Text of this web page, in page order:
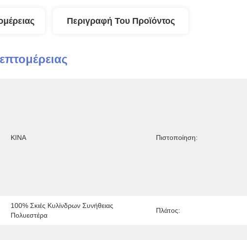
Περιγραφή Του Προϊόντος
ΚΙΝΑ Πιστοποίηση:
100% Σκιές Κυλίνδρων Συνήθειας
Πολυεστέρα
Πλάτος: